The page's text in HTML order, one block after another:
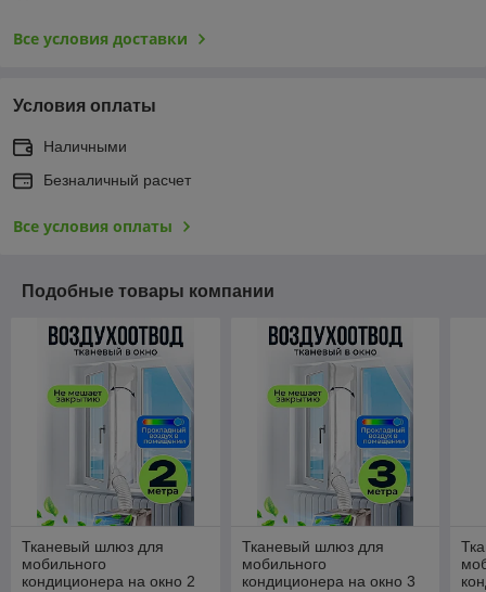
Все условия доставки
Условия оплаты
Наличными
Безналичный расчет
Все условия оплаты
Подобные товары компании
Тканевый шлюз для
мобильного
кондиционера на окно 2
Тканевый шлюз для
мобильного
кондиционера на окно 3